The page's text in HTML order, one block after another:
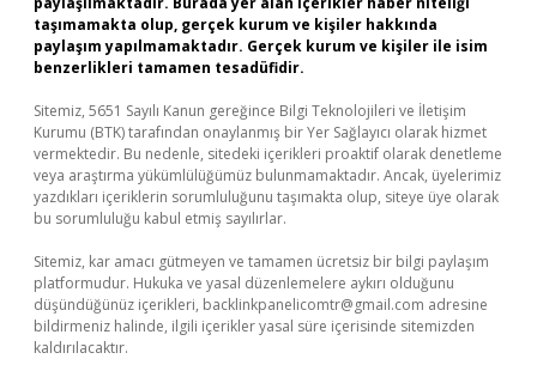
taşımamakta olup, gerçek kurum ve kişiler hakkında
paylaşım yapılmamaktadır. Gerçek kurum ve kişiler ile isim
benzerlikleri tamamen tesadüfidir.
Sitemiz, 5651 Sayılı Kanun gereğince Bilgi Teknolojileri ve İletişim
Kurumu (BTK) tarafından onaylanmış bir Yer Sağlayıcı olarak hizmet
vermektedir. Bu nedenle, sitedeki içerikleri proaktif olarak denetleme
veya araştırma yükümlülüğümüz bulunmamaktadır. Ancak, üyelerimiz
yazdıkları içeriklerin sorumluluğunu taşımakta olup, siteye üye olarak
bu sorumluluğu kabul etmiş sayılırlar.
Sitemiz, kar amacı gütmeyen ve tamamen ücretsiz bir bilgi paylaşım
platformudur. Hukuka ve yasal düzenlemelere aykırı olduğunu
düşündüğünüz içerikleri, backlinkpanelicomtr@gmail.com adresine
bildirmeniz halinde, ilgili içerikler yasal süre içerisinde sitemizden
kaldırılacaktır.